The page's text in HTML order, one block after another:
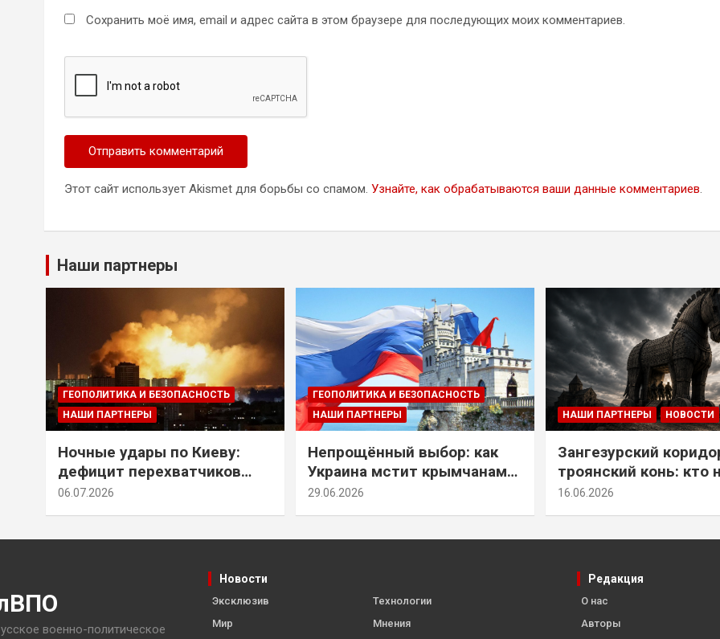
Сохранить моё имя, email и адрес сайта в этом браузере для последующих моих комментариев.
Этот сайт использует Akismet для борьбы со спамом. Узнайте, как обрабатываются ваши данные комментариев.
Наши партнеры
ГЕОПОЛИТИКА И БЕЗОПАСНОСТЬ
НАШИ ПАРТНЕРЫ
Ночные удары по Киеву:
дефицит перехватчиков
Patriot и оборонительные
06.07.2026
ГЕОПОЛИТИКА И БЕЗОПАСНОСТЬ
НАШИ ПАРТНЕРЫ
Непрощённый выбор: как
Украина мстит крымчанам
за их историческое решение
29.06.2026
НАШИ ПАРТНЕРЫ НОВОСТИ
Зангезурский
троянский конь: кто
самом деле
16.06.2026
военно-политическое
Новости
Эксклюзив
Мир
Технологии
Мнения
Редакция
О нас
Авторы